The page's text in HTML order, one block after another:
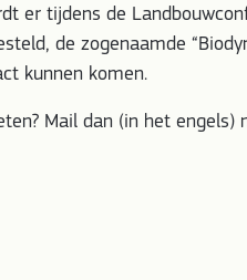
er tijdens de
de zogenaamde
kunnen komen.
Mail dan (in het engels)